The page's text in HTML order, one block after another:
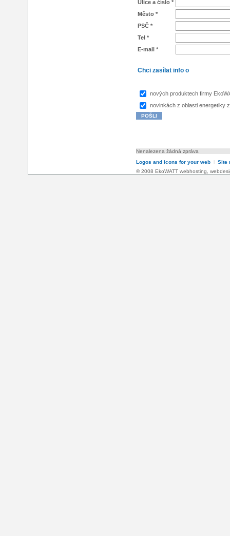
Ulice a číslo *
Město *
PSČ *
Tel *
E-mail *
Chci zasílat info o
nových produktech firmy
novinkách z oblasti energetiky
Nenalezena žádná zpráva
Logos and icons for your web l Site
© 2008 EkoWATT webhosting